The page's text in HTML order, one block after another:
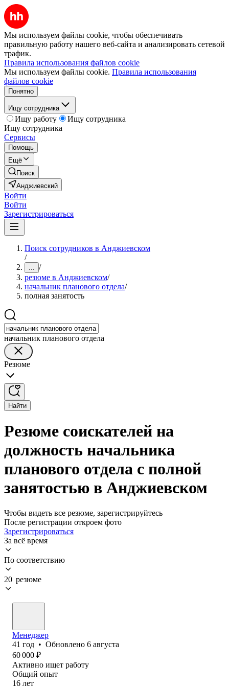
Мы используем файлы cookie, чтобы обеспечивать
правильную работу нашего веб-сайта и анализировать сетевой
трафик.
Правила использования файлов cookie
Мы используем файлы cookie. Правила использования
файлов cookie
Понятно
Ищу сотрудника
Ищу работу
Ищу сотрудника
Ищу сотрудника
Сервисы
Помощь
Ещё
Поиск
Анджиевский
Войти
Войти
Зарегистрироваться
Поиск сотрудников в Анджиевском
/
... /
резюме в Анджиевском/
начальник планового отдела/
полная занятость
начальник планового отдела
Резюме
Найти
Резюме соискателей на
должность начальника
планового отдела с полной
занятостью в Анджиевском
Чтобы видеть все резюме, зарегистрируйтесь
После регистрации откроем фото
Зарегистрироваться
За всё время
По соответствию
20 резюме
Менеджер
41 год • Обновлено 6 августа
60 000 ₽
Активно ищет работу
Общий опыт
16 лет